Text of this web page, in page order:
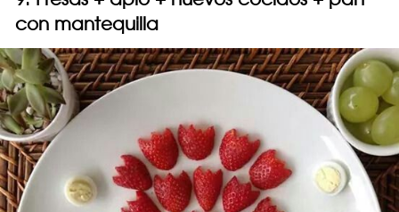
con mantequilla